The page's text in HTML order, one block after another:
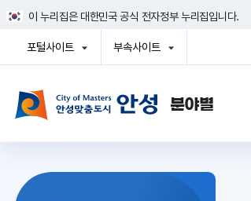
너
메
이 누리집은 대한민국 공식 전자정부 누리집입니다.
포털사이트
부속사이트